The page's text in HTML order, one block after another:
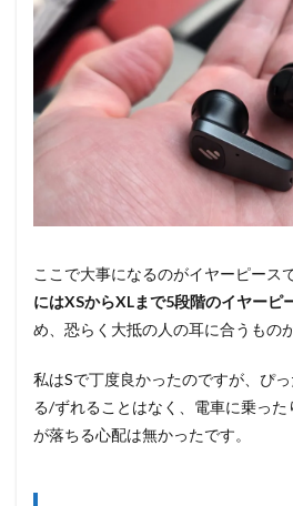
ここで大事になるのがイヤーピース
にはXSからXLまで5段階のイヤーピ
め、恐らく大抵の人の耳に合うもの
私はSで丁度良かったのですが、ぴ
る/ずれることはなく、電車に乗っ
が落ちる心配は無かったです。